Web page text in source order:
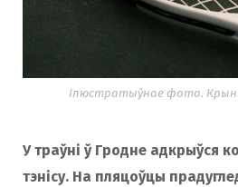
Ілюстратыўнае фота.
У траўні ў Гродне адкрыўся
тэнісу. На пляцоўцы